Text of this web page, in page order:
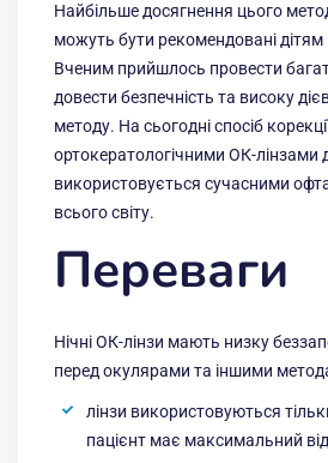
Найбільше досягнення цього
можуть бути рекомендовані
Вченим прийшлось провести
довести безпечність та високу
методу. На сьогодні спосіб
ортокератологічними ОК-лінзами
використовується сучасними
всього світу.
Переваги
Нічні ОК-лінзи мають низку
перед окулярами та іншими
лінзи використовуються
пацієнт має максимальний